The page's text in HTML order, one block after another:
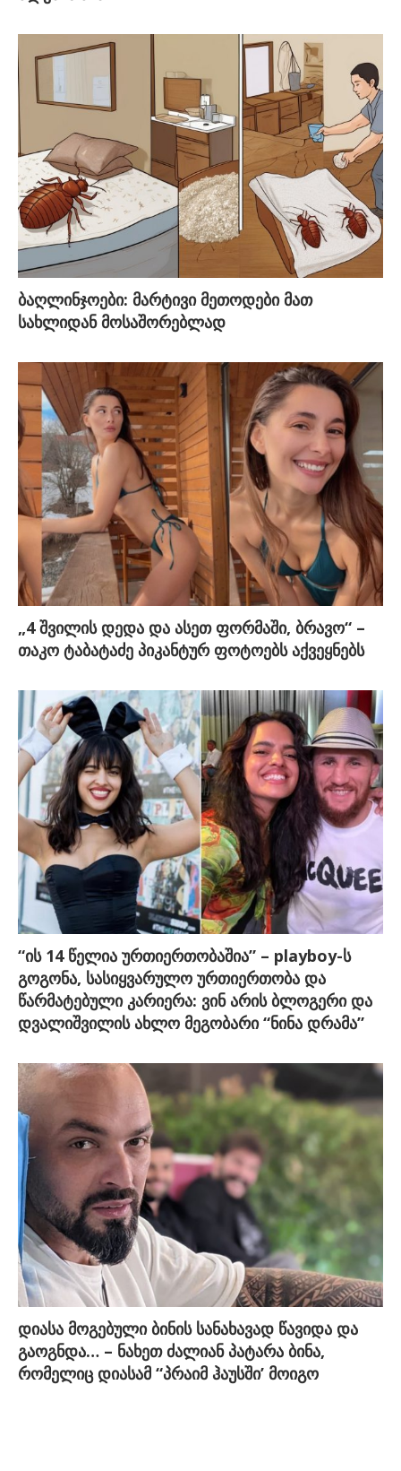
ბაღლინჯოები: მარტივი მეთოდები მათ
სახლიდან მოსაშორებლად
„4 შვილის დედა და ასეთ ფორმაში, ბრავო“ –
თაკო ტაბატაძე პიკანტურ ფოტოებს აქვეყნებს
“ის 14 წელია ურთიერთობაშია” – playboy-ს
გოგონა, სასიყვარულო ურთიერთობა და
წარმატებული კარიერა: ვინ არის ბლოგერი და
დვალიშვილის ახლო მეგობარი “ნინა დრამა”
დიასა მოგებული ბინის სანახავად წავიდა და
გაოგნდა… – ნახეთ ძალიან პატარა ბინა,
რომელიც დიასამ “პრაიმ ჰაუსში’ მოიგო